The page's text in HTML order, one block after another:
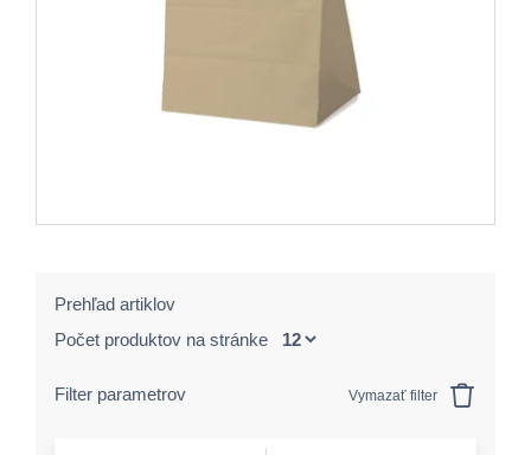
Prehľad artiklov
Počet produktov na stránke
Filter parametrov Vymazať filter